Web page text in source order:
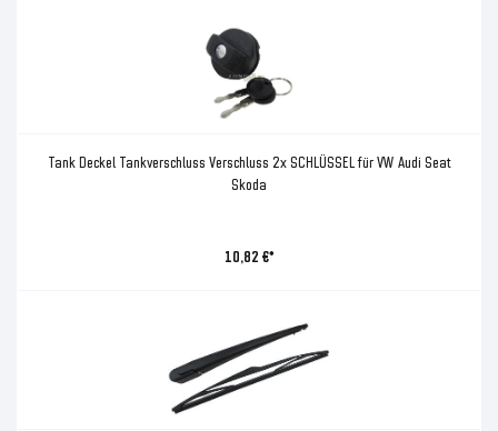
Tank Deckel Tankverschluss Verschluss 2x SCHLÜSSEL für VW Audi Seat
Skoda
10,82 €*